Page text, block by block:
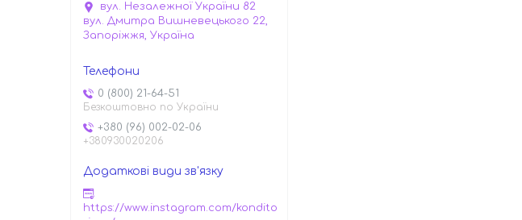
вул. Незалежної України 82
вул. Дмитра Вишневецького 22,
Запоріжжя, Україна
0 (800) 21-64-51
Безкоштовно по України
+380 (96) 002-02-06
+380930020206
https://www.instagram.com/kondito